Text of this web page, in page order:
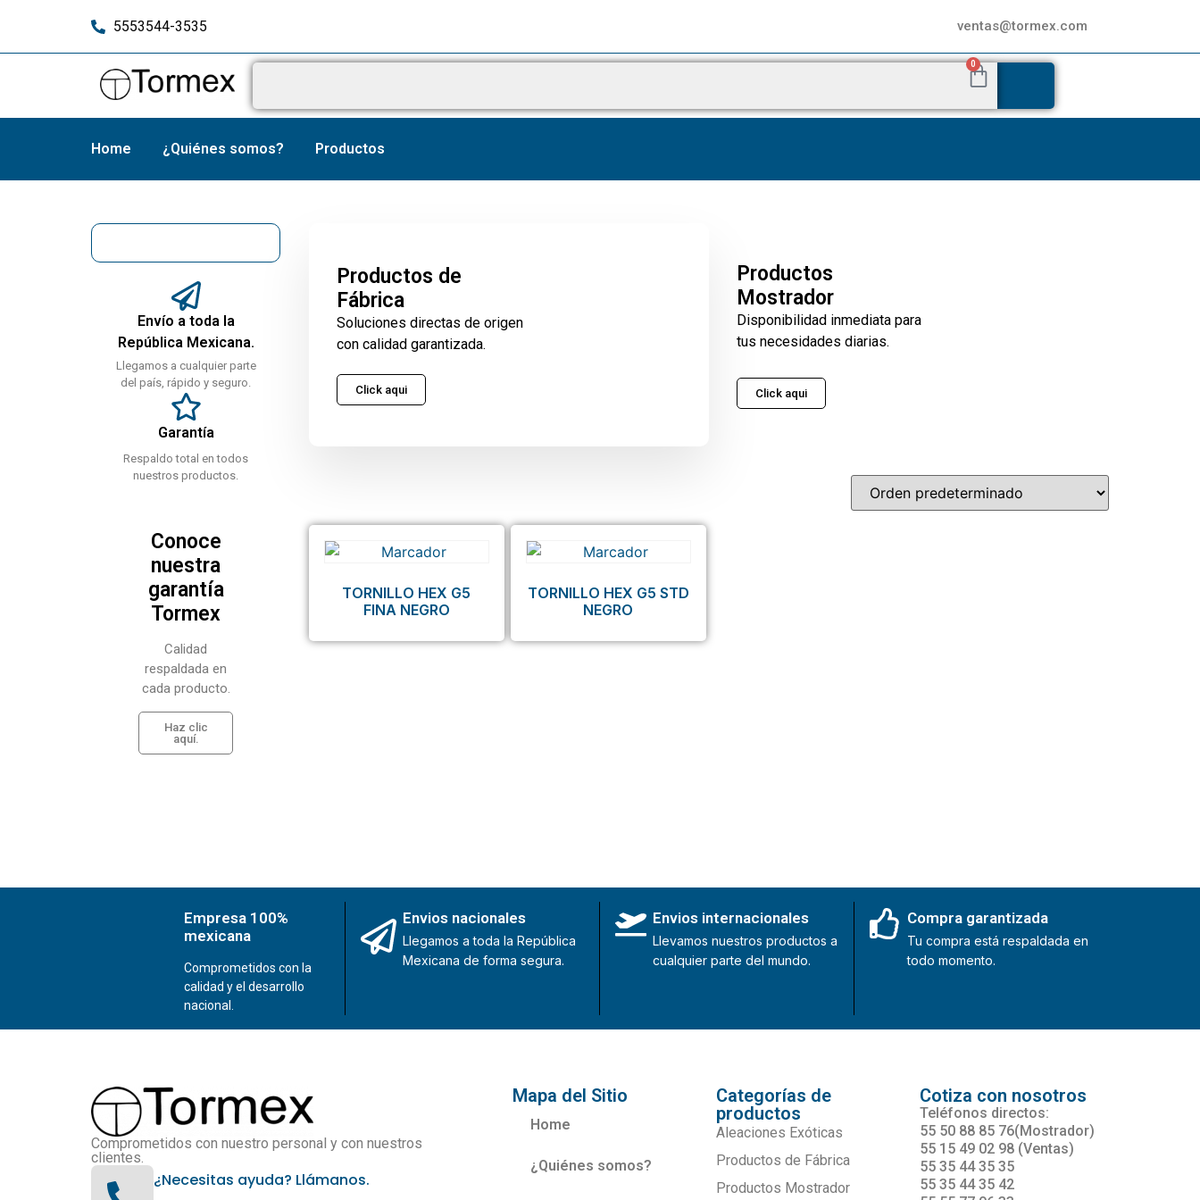
5553544-3535 ventas@tormex.com
0
Home ¿Quiénes somos? Productos
Envío a toda la
República Mexicana.
Llegamos a cualquier parte
del país, rápido y seguro.
Garantía
Respaldo total en todos
nuestros productos.
Conoce
nuestra
garantía
Tormex
Calidad
respaldada en
cada producto.
Haz clic
aquí.
Productos de
Fábrica
Soluciones directas de origen
con calidad garantizada.
Click aqui
Productos
Mostrador
Disponibilidad inmediata para
tus necesidades diarias.
Click aqui
TORNILLO HEX G5
FINA NEGRO
TORNILLO HEX G5 STD
NEGRO
Empresa 100%
mexicana
Comprometidos con la
calidad y el desarrollo
nacional.
Envios nacionales
Llegamos a toda la República
Mexicana de forma segura.
Envios internacionales
Llevamos nuestros productos a
cualquier parte del mundo.
Compra garantizada
Tu compra está respaldada en
todo momento.
Comprometidos con nuestro personal y con nuestros
clientes.
¿Necesitas ayuda? Llámanos.
Mapa del Sitio
Home
¿Quiénes somos?
Categorías de
productos
Aleaciones Exóticas
Productos de Fábrica
Productos Mostrador
Cotiza con nosotros
Teléfonos directos:
55 50 88 85 76(Mostrador)
55 15 49 02 98 (Ventas)
55 35 44 35 35
55 35 44 35 42